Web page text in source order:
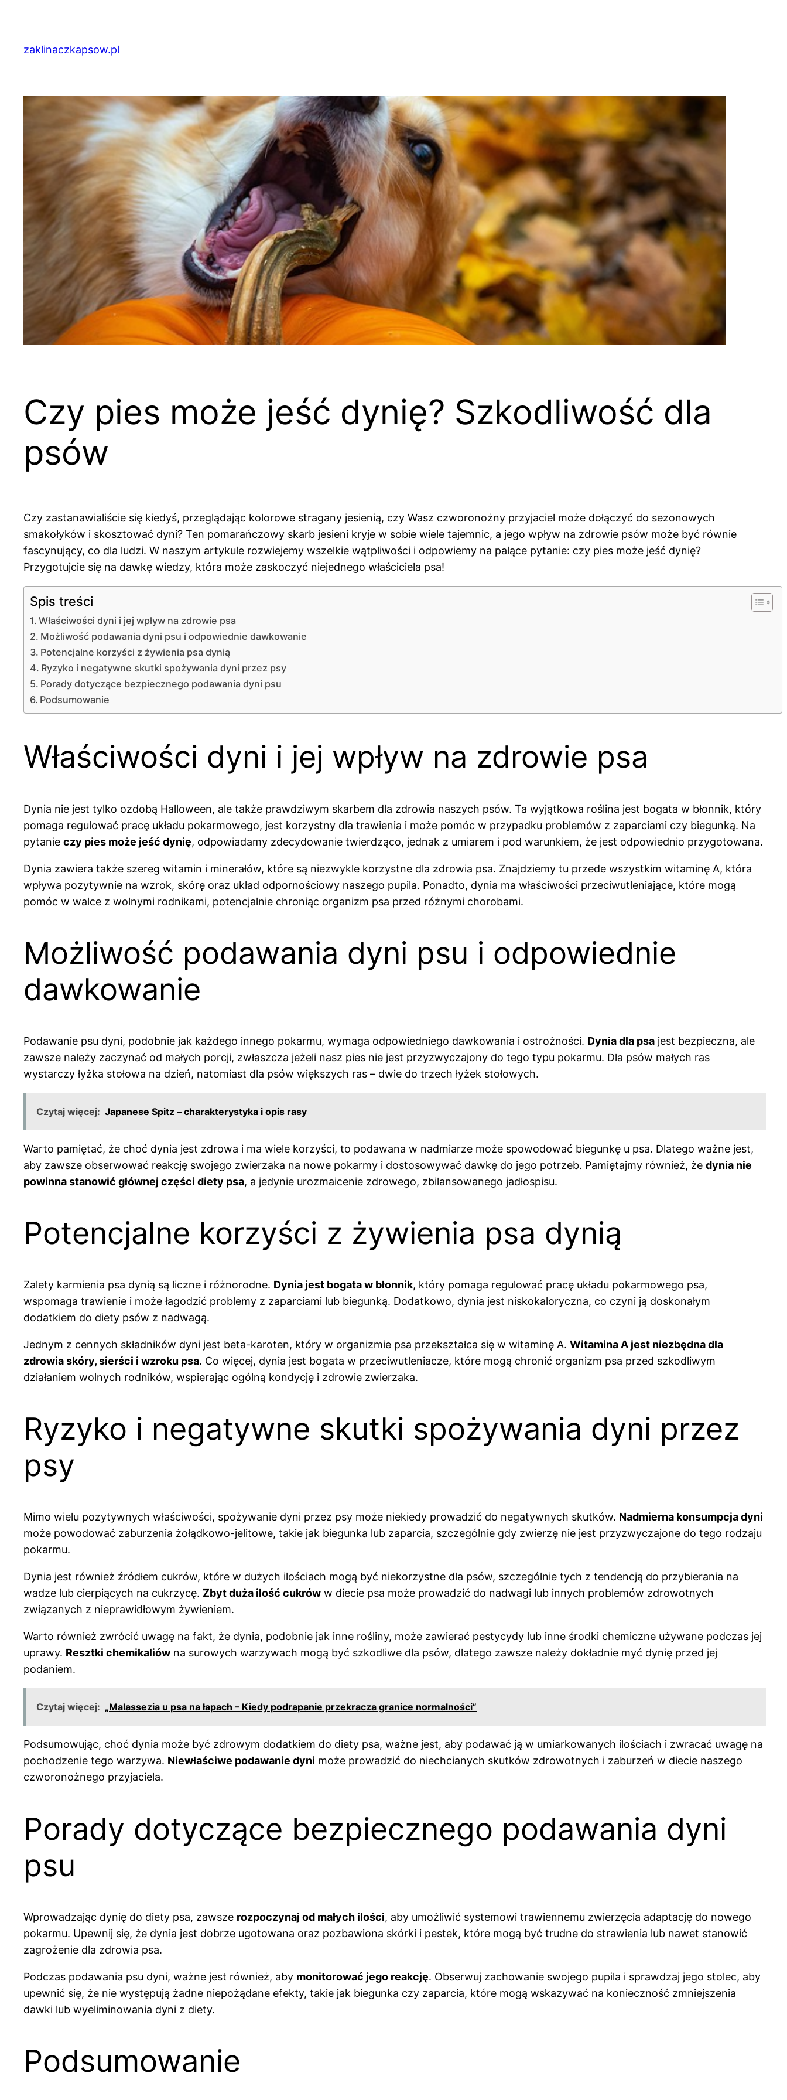
treścizaklinaczkapsow.pl
Czy pies może jeść dynię? Szkodliwość dla
psów
Czy zastanawialiście się kiedyś, przeglądając kolorowe stragany jesienią, czy Wasz czworonożny przyjaciel może dołączyć do sezonowych
smakołyków i skosztować dyni? Ten pomarańczowy skarb jesieni kryje w sobie wiele tajemnic, a jego wpływ na zdrowie psów może być równie
fascynujący, co dla ludzi. W naszym artykule rozwiejemy wszelkie wątpliwości i odpowiemy na palące pytanie: czy pies może jeść dynię?
Przygotujcie się na dawkę wiedzy, która może zaskoczyć niejednego właściciela psa!
Spis treści
Właściwości dyni i jej wpływ na zdrowie psa
Możliwość podawania dyni psu i odpowiednie dawkowanie
Potencjalne korzyści z żywienia psa dynią
Ryzyko i negatywne skutki spożywania dyni przez psy
Porady dotyczące bezpiecznego podawania dyni psu
Podsumowanie
Właściwości dyni i jej wpływ na zdrowie psa
Dynia nie jest tylko ozdobą Halloween, ale także prawdziwym skarbem dla zdrowia naszych psów. Ta wyjątkowa roślina jest bogata w błonnik, który
pomaga regulować pracę układu pokarmowego, jest korzystny dla trawienia i może pomóc w przypadku problemów z zaparciami czy biegunką. Na
pytanie czy pies może jeść dynię, odpowiadamy zdecydowanie twierdząco, jednak z umiarem i pod warunkiem, że jest odpowiednio przygotowana.
Dynia zawiera także szereg witamin i minerałów, które są niezwykle korzystne dla zdrowia psa. Znajdziemy tu przede wszystkim witaminę A, która
wpływa pozytywnie na wzrok, skórę oraz układ odpornościowy naszego pupila. Ponadto, dynia ma właściwości przeciwutleniające, które mogą
pomóc w walce z wolnymi rodnikami, potencjalnie chroniąc organizm psa przed różnymi chorobami.
Możliwość podawania dyni psu i odpowiednie
dawkowanie
Podawanie psu dyni, podobnie jak każdego innego pokarmu, wymaga odpowiedniego dawkowania i ostrożności. Dynia dla psa jest bezpieczna, ale
zawsze należy zaczynać od małych porcji, zwłaszcza jeżeli nasz pies nie jest przyzwyczajony do tego typu pokarmu. Dla psów małych ras
wystarczy łyżka stołowa na dzień, natomiast dla psów większych ras – dwie do trzech łyżek stołowych.
Czytaj więcej: Japanese Spitz – charakterystyka i opis rasy
Warto pamiętać, że choć dynia jest zdrowa i ma wiele korzyści, to podawana w nadmiarze może spowodować biegunkę u psa. Dlatego ważne jest,
aby zawsze obserwować reakcję swojego zwierzaka na nowe pokarmy i dostosowywać dawkę do jego potrzeb. Pamiętajmy również, że dynia nie
powinna stanowić głównej części diety psa, a jedynie urozmaicenie zdrowego, zbilansowanego jadłospisu.
Potencjalne korzyści z żywienia psa dynią
Zalety karmienia psa dynią są liczne i różnorodne. Dynia jest bogata w błonnik, który pomaga regulować pracę układu pokarmowego psa,
wspomaga trawienie i może łagodzić problemy z zaparciami lub biegunką. Dodatkowo, dynia jest niskokaloryczna, co czyni ją doskonałym
dodatkiem do diety psów z nadwagą.
Jednym z cennych składników dyni jest beta-karoten, który w organizmie psa przekształca się w witaminę A. Witamina A jest niezbędna dla
zdrowia skóry, sierści i wzroku psa. Co więcej, dynia jest bogata w przeciwutleniacze, które mogą chronić organizm psa przed szkodliwym
działaniem wolnych rodników, wspierając ogólną kondycję i zdrowie zwierzaka.
Ryzyko i negatywne skutki spożywania dyni przez
psy
Mimo wielu pozytywnych właściwości, spożywanie dyni przez psy może niekiedy prowadzić do negatywnych skutków. Nadmierna konsumpcja dyni
może powodować zaburzenia żołądkowo-jelitowe, takie jak biegunka lub zaparcia, szczególnie gdy zwierzę nie jest przyzwyczajone do tego rodzaju
pokarmu.
Dynia jest również źródłem cukrów, które w dużych ilościach mogą być niekorzystne dla psów, szczególnie tych z tendencją do przybierania na
wadze lub cierpiących na cukrzycę. Zbyt duża ilość cukrów w diecie psa może prowadzić do nadwagi lub innych problemów zdrowotnych
związanych z nieprawidłowym żywieniem.
Warto również zwrócić uwagę na fakt, że dynia, podobnie jak inne rośliny, może zawierać pestycydy lub inne środki chemiczne używane podczas jej
uprawy. Resztki chemikaliów na surowych warzywach mogą być szkodliwe dla psów, dlatego zawsze należy dokładnie myć dynię przed jej
podaniem.
Czytaj więcej: „Malassezia u psa na łapach – Kiedy podrapanie przekracza granice normalności”
Podsumowując, choć dynia może być zdrowym dodatkiem do diety psa, ważne jest, aby podawać ją w umiarkowanych ilościach i zwracać uwagę na
pochodzenie tego warzywa. Niewłaściwe podawanie dyni może prowadzić do niechcianych skutków zdrowotnych i zaburzeń w diecie naszego
czworonożnego przyjaciela.
Porady dotyczące bezpiecznego podawania dyni
psu
Wprowadzając dynię do diety psa, zawsze rozpoczynaj od małych ilości, aby umożliwić systemowi trawiennemu zwierzęcia adaptację do nowego
pokarmu. Upewnij się, że dynia jest dobrze ugotowana oraz pozbawiona skórki i pestek, które mogą być trudne do strawienia lub nawet stanowić
zagrożenie dla zdrowia psa.
Podczas podawania psu dyni, ważne jest również, aby monitorować jego reakcję. Obserwuj zachowanie swojego pupila i sprawdzaj jego stolec, aby
upewnić się, że nie występują żadne niepożądane efekty, takie jak biegunka czy zaparcia, które mogą wskazywać na konieczność zmniejszenia
dawki lub wyeliminowania dyni z diety.
Podsumowanie